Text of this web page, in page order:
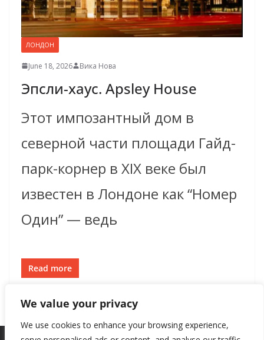
We value your privacy
We use cookies to enhance your browsing experience,
ЛОНДОН
June 18, 2026 Вика Нова
Эпсли-хаус. Apsley House
Этот импозантный дом в
северной части площади Гайд-
парк-корнер в XIX веке был
известен в Лондоне как “Номер
Один” — ведь
Read more